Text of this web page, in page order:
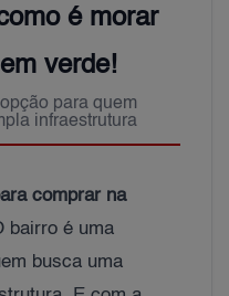
é morar
verde!
para quem
infraestrutura
comprar na
bairro é uma
busca uma